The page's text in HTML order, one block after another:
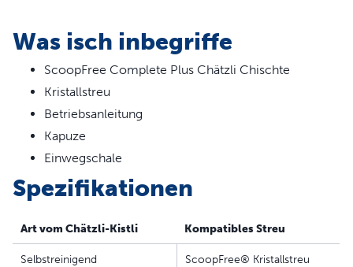
Gesundheitsmonitor verfolgt, wie oft Ihre Katze die
Was isch inbegriffe
ScoopFree Complete Plus Chätzli Chischte
Kristallstreu
Betriebsanleitung
Kapuze
Einwegschale
Spezifikationen
Art vom Chätzli-Kistli Kompatibles Streu
Selbstreinigend ScoopFree® Kristallstreu